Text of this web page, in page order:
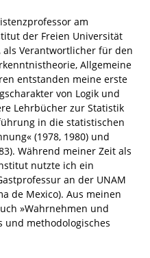
am
der Freien Universität
als Verantwortlicher für den
Allgemeine
entstanden meine erste
von Logik und
Lehrbücher zur Statistik
in die statistischen
(1978, 1980) und
Während meiner Zeit als
nutzte ich ein
an der UNAM
de Mexico). Aus meinen
»Wahrnehmen und
und methodologisches